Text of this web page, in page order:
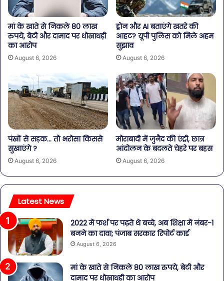
मां के खाते से निकले 80 लाख
रुपये, बेटी और दामाद पर धोखाधड़ी
का आरोप
August 6, 2026
ड्रोन और AI बताएंगे खतरे की
आहट? यूपी पुलिस को मिले अहम
सुझाव
August 6, 2026
पंखों से सड़क… तो भरोसा किससे
सुखाएंगे ?
August 6, 2026
मोराबादी में जुनैद की एंट्री, छात्र
आंदोलन के बदलते चेहरे पर बहस
August 6, 2026
Latest News
2022 में फर्श पर पढ़ते थे बच्चे, अब शिक्षा में नंबर-1
बनने का दावा; पंजाब सरकार रिपोर्ट कार्ड
August 6, 2026
मां के खाते से निकले 80 लाख रुपये, बेटी और
दामाद पर धोखाधड़ी का आरोप